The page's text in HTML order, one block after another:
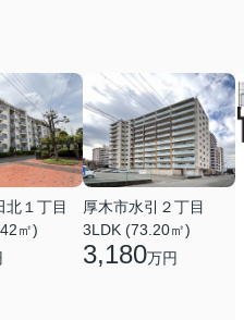
北１丁目
㎡)
厚木市水引２丁目
3LDK (73.20㎡)
3,180万円